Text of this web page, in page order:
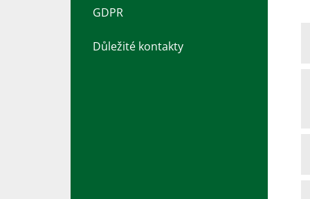
GDPR
Důležité kontakty